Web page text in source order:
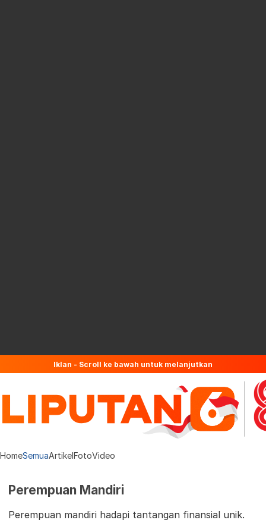
Iklan - Scroll ke bawah untuk melanjutkan
HomeSemuaArtikelFotoVideo
Perempuan Mandiri
Perempuan mandiri hadapi tantangan finansial unik.